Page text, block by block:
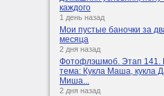
каждого
1 день назад
Мои пустые баночки за
месяца
2 дня назад
Фотофлэшмоб. Этап 141.
тема: Кукла Маша, кукла
Миша...
2 дня назад